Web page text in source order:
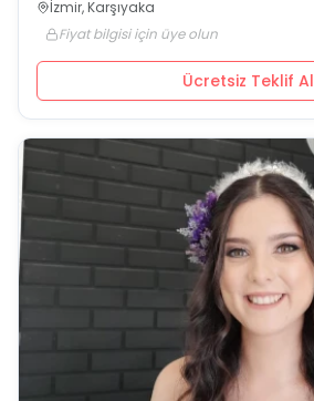
İzmir, Karşıyaka
Fiyat bilgisi için üye olun
Ücretsiz Teklif Al